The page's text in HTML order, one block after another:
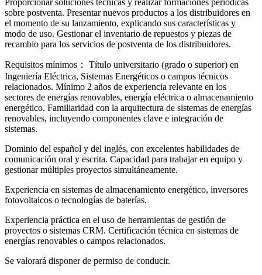
Proporcionar soluciones técnicas y realizar formaciones periódicas
sobre postventa. Presentar nuevos productos a los distribuidores en
el momento de su lanzamiento, explicando sus características y
modo de uso. Gestionar el inventario de repuestos y piezas de
recambio para los servicios de postventa de los distribuidores.
Requisitos mínimos： Título universitario (grado o superior) en
Ingeniería Eléctrica, Sistemas Energéticos o campos técnicos
relacionados. Mínimo 2 años de experiencia relevante en los
sectores de energías renovables, energía eléctrica o almacenamiento
energético. Familiaridad con la arquitectura de sistemas de energías
renovables, incluyendo componentes clave e integración de
sistemas.
Dominio del español y del inglés, con excelentes habilidades de
comunicación oral y escrita. Capacidad para trabajar en equipo y
gestionar múltiples proyectos simultáneamente.
Experiencia en sistemas de almacenamiento energético, inversores
fotovoltaicos o tecnologías de baterías.
Experiencia práctica en el uso de herramientas de gestión de
proyectos o sistemas CRM. Certificación técnica en sistemas de
energías renovables o campos relacionados.
Se valorará disponer de permiso de conducir.